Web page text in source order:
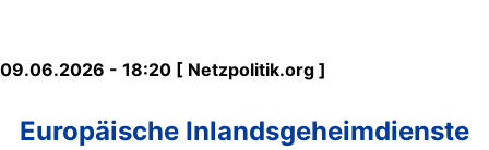
09.06.2026 - 18:20 [ Netzpolitik.org ]
Europäische Inlandsgeheimdienste